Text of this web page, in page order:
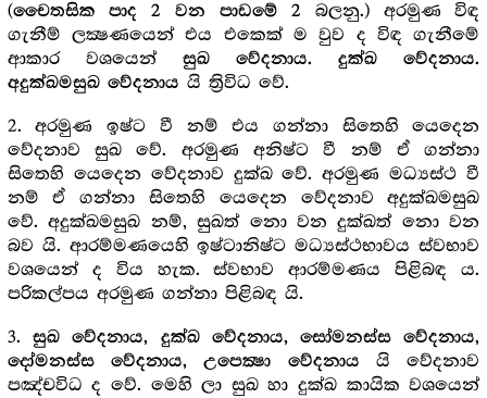
(චෛතසික පාද 2 වන පාඩමේ 2 බලනු.) අරමුණ විඳ
ගැනීම් ලක්‍ෂණයෙන් එය එකෙක් ම වුව ද විඳ ගැනීමේ
ආකාර වශයෙන් සුඛ වේදනාය. දුක්ඛ වේදනාය.
අදුක්ඛමසුඛ වේදනාය යි ත්‍රිවිධ වේ.
2. අරමුණ ඉෂ්ට වී නම් එය ගන්නා සිතෙහි යෙදෙන
වේදනාව සුඛ වේ. අරමුණ අනිෂ්ට වී නම් ඒ ගන්නා
සිතෙහි යෙදෙන වේදනාව දුක්ඛ වේ. අරමුණ මධ්‍යස්ථ වී
නම් ඒ ගන්නා සිතෙහි යෙදෙන වේදනාව අදුක්ඛමසුඛ
වේ. අදුක්ඛමසුඛ නම්, සුඛත් නො වන දුක්ඛත් නො වන
බව යි. ආරම්මණයෙහි ඉෂ්ටානිෂ්ට මධ්‍යස්ථභාවය ස්වභාව
වශයෙන් ද විය හැක. ස්වභාව ආරම්මණය පිළිබඳ ය.
පරිකල්පය අරමුණ ගන්නා පිළිබඳ යි.
3. සුඛ වේදනාය, දුක්ඛ වේදනාය, සෝමනස්ස වේදනාය,
දෝමනස්ස වේදනාය, උපෙක්‍ෂා වේදනාය යි වේදනාව
පඤ්චවිධ ද වේ. මෙහි ලා සුඛ හා දුක්ඛ කායික වශයෙන්